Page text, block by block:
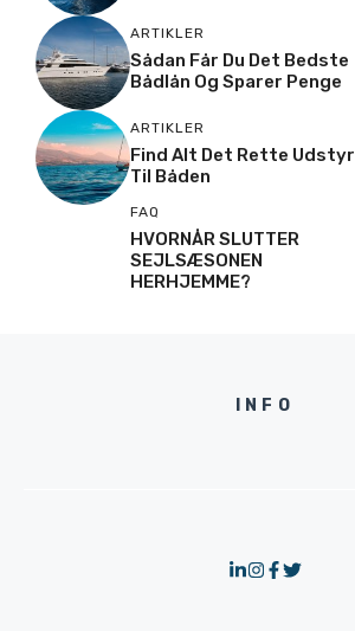
ARTIKLER
Sådan Får Du Det Bedste
Bådlån Og Sparer Penge
ARTIKLER
Find Alt Det Rette Udstyr
Til Båden
FAQ
HVORNÅR SLUTTER
SEJLSÆSONEN
HERHJEMME?
INFO